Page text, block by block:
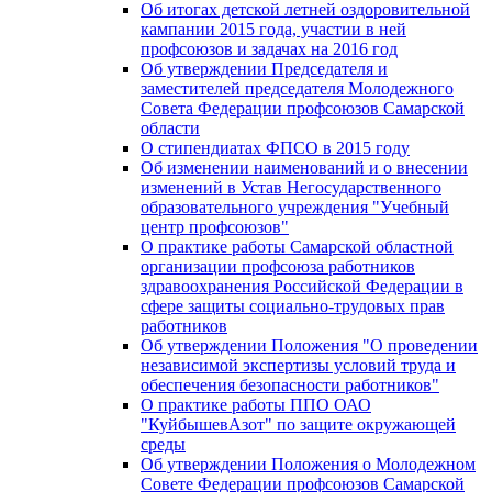
Об итогах детской летней оздоровительной
кампании 2015 года, участии в ней
профсоюзов и задачах на 2016 год
Об утверждении Председателя и
заместителей председателя Молодежного
Совета Федерации профсоюзов Самарской
области
О стипендиатах ФПСО в 2015 году
Об изменении наименований и о внесении
изменений в Устав Негосударственного
образовательного учреждения "Учебный
центр профсоюзов"
О практике работы Самарской областной
организации профсоюза работников
здравоохранения Российской Федерации в
сфере защиты социально-трудовых прав
работников
Об утверждении Положения "О проведении
независимой экспертизы условий труда и
обеспечения безопасности работников"
О практике работы ППО ОАО
"КуйбышевАзот" по защите окружающей
среды
Об утверждении Положения о Молодежном
Совете Федерации профсоюзов Самарской